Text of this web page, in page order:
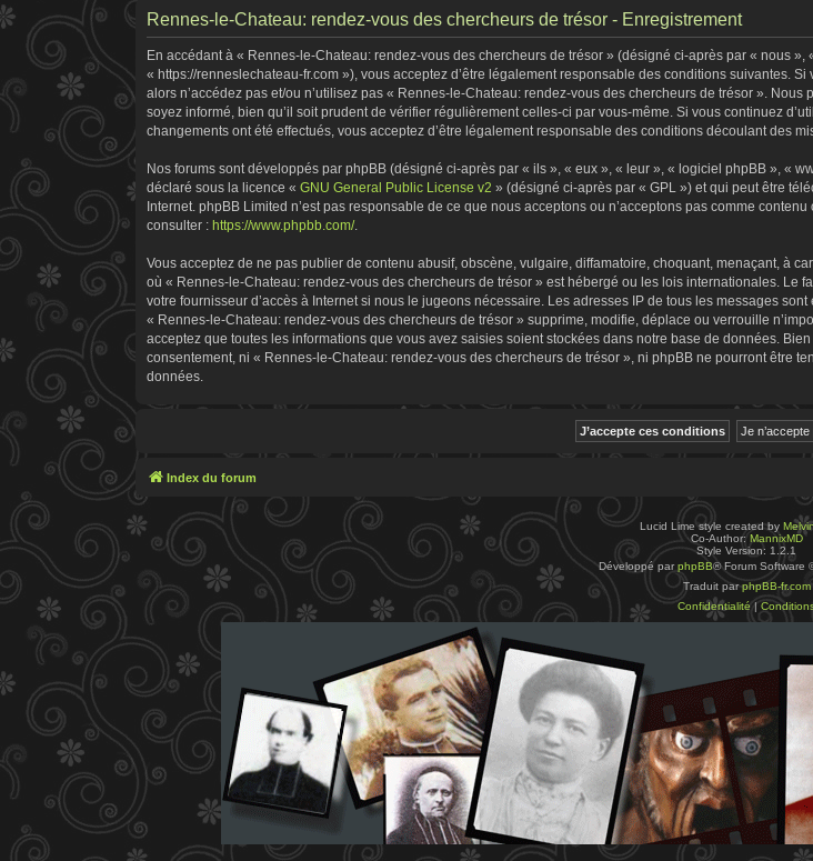
Rennes-le-Chateau: rendez-vous des chercheurs de trésor - Enregistrement
En accédant à « Rennes-le-Chateau: rendez-vous des chercheurs de trésor » (désigné ci-après par « nous
« https://renneslechateau-fr.com »), vous acceptez d’être légalement responsable des conditions suivantes.
alors n’accédez pas et/ou n’utilisez pas « Rennes-le-Chateau: rendez-vous des chercheurs de trésor ».
soyez informé, bien qu’il soit prudent de vérifier régulièrement celles-ci par vous-même. Si vous continuez
changements ont été effectués, vous acceptez d’être légalement responsable des conditions découlant des
Nos forums sont développés par phpBB (désigné ci-après par « ils », « eux », « leur », « logiciel phpBB », «
déclaré sous la licence « GNU General Public License v2 » (désigné ci-après par « GPL ») et qui peut être
Internet. phpBB Limited n’est pas responsable de ce que nous acceptons ou n’acceptons pas comme
consulter : https://www.phpbb.com/.
Vous acceptez de ne pas publier de contenu abusif, obscène, vulgaire, diffamatoire, choquant, menaçant, à
où « Rennes-le-Chateau: rendez-vous des chercheurs de trésor » est hébergé ou les lois internationales. Le
votre fournisseur d’accès à Internet si nous le jugeons nécessaire. Les adresses IP de tous les messages
« Rennes-le-Chateau: rendez-vous des chercheurs de trésor » supprime, modifie, déplace ou verrouille
acceptez que toutes les informations que vous avez saisies soient stockées dans notre base de données.
consentement, ni « Rennes-le-Chateau: rendez-vous des chercheurs de trésor », ni phpBB ne pourront être
données.
Index du forum
Lucid Lime style created by
Co-Author:MannixMD
Style Version: 1.2.1
Développé parphpBB® Forum Software
Traduit parphpBB-fr.com
Confidentialité |